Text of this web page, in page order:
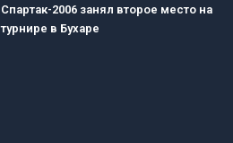
Спартак-2006 занял второе место на
турнире в Бухаре